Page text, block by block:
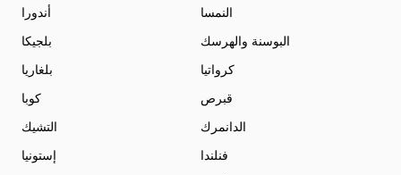
أندورا
النمسا
بلجيكا
البوسنة والهرسك
بلغاريا
كرواتيا
كوبا
قبرص
التشيك
الدانمرك
إستونيا
فنلندا